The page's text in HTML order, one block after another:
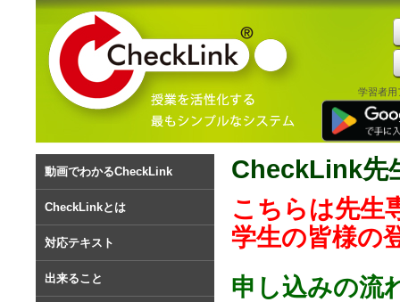
学習者用
動画でわかるCheckLink
CheckLinkとは
対応テキスト
出来ること
CheckLink先
こちらは先生
学生の皆様の
申し込みの流